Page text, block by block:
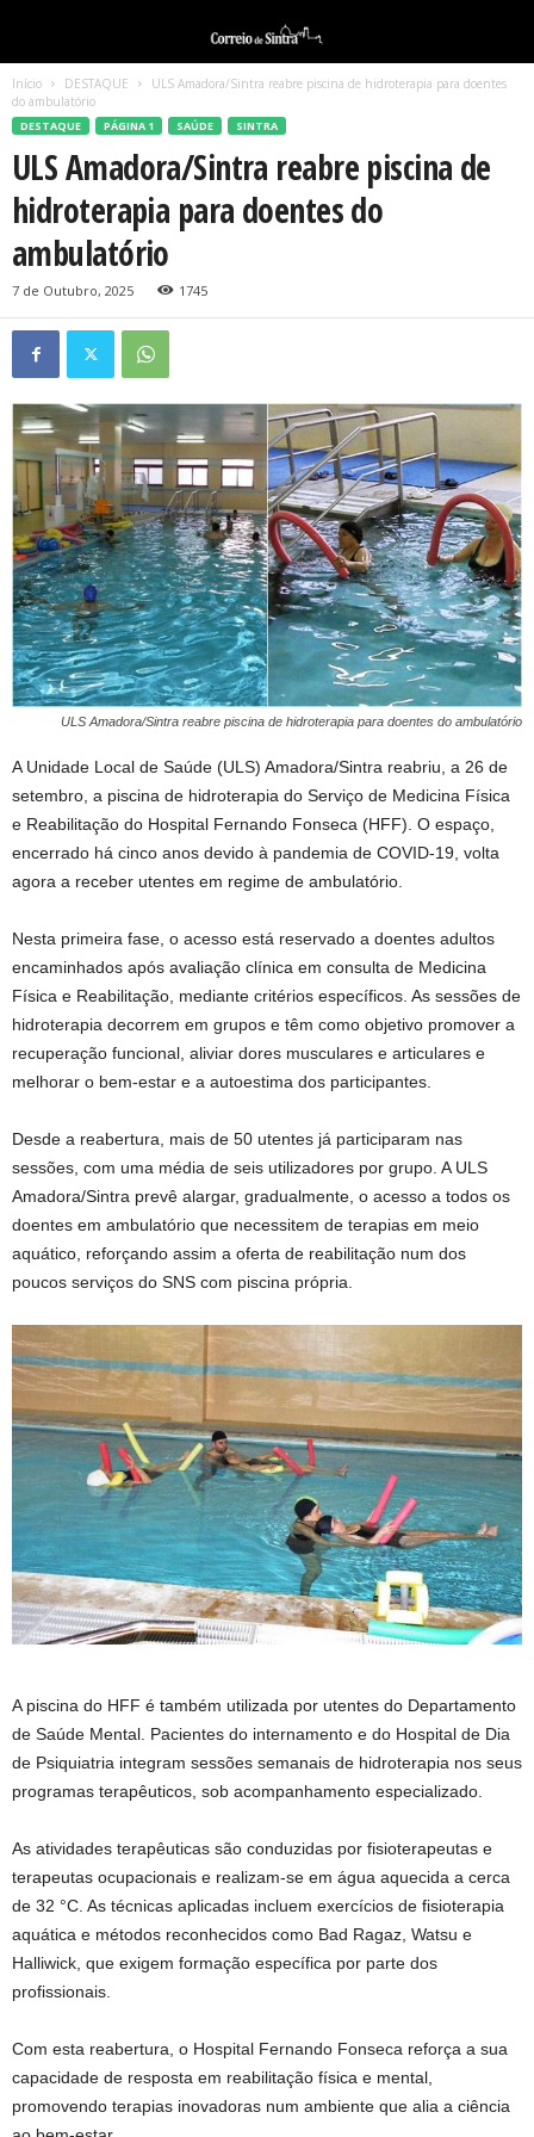
Início DESTAQUE
ULS Amadora/Sintra reabre piscina de hidroterapia para doentes
do ambulatório
DESTAQUE PÁGINA 1 SAÚDE SINTRA
ULS Amadora/Sintra reabre piscina de
hidroterapia para doentes do
ambulatório
7 de Outubro, 2025 1745
ULS Amadora/Sintra reabre piscina de hidroterapia para doentes do ambulatório
A Unidade Local de Saúde (ULS) Amadora/Sintra reabriu, a 26 de
setembro, a piscina de hidroterapia do Serviço de Medicina Física
e Reabilitação do Hospital Fernando Fonseca (HFF). O espaço,
encerrado há cinco anos devido à pandemia de COVID-19, volta
agora a receber utentes em regime de ambulatório.
Nesta primeira fase, o acesso está reservado a doentes adultos
encaminhados após avaliação clínica em consulta de Medicina
Física e Reabilitação, mediante critérios específicos. As sessões de
hidroterapia decorrem em grupos e têm como objetivo promover a
recuperação funcional, aliviar dores musculares e articulares e
melhorar o bem-estar e a autoestima dos participantes.
Desde a reabertura, mais de 50 utentes já participaram nas
sessões, com uma média de seis utilizadores por grupo. A ULS
Amadora/Sintra prevê alargar, gradualmente, o acesso a todos os
doentes em ambulatório que necessitem de terapias em meio
aquático, reforçando assim a oferta de reabilitação num dos
poucos serviços do SNS com piscina própria.
A piscina do HFF é também utilizada por utentes do Departamento
de Saúde Mental. Pacientes do internamento e do Hospital de Dia
de Psiquiatria integram sessões semanais de hidroterapia nos seus
programas terapêuticos, sob acompanhamento especializado.
As atividades terapêuticas são conduzidas por fisioterapeutas e
terapeutas ocupacionais e realizam-se em água aquecida a cerca
de 32 °C. As técnicas aplicadas incluem exercícios de fisioterapia
aquática e métodos reconhecidos como Bad Ragaz, Watsu e
Halliwick, que exigem formação específica por parte dos
profissionais.
Com esta reabertura, o Hospital Fernando Fonseca reforça a sua
capacidade de resposta em reabilitação física e mental,
promovendo terapias inovadoras num ambiente que alia a ciência